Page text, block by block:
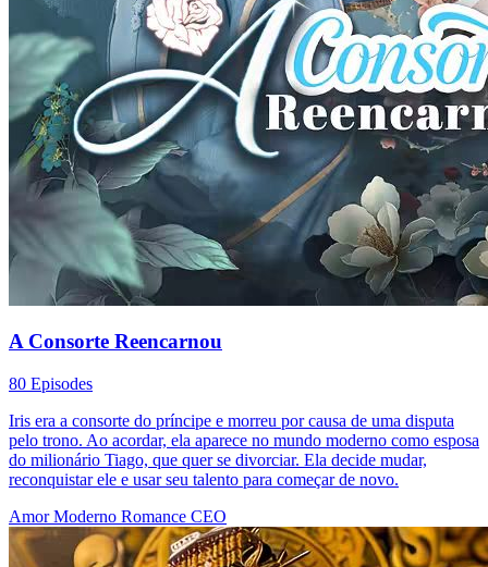
A Consorte Reencarnou
80 Episodes
Iris era a consorte do príncipe e morreu por causa de uma disputa
pelo trono. Ao acordar, ela aparece no mundo moderno como esposa
do milionário Tiago, que quer se divorciar. Ela decide mudar,
reconquistar ele e usar seu talento para começar de novo.
Amor Moderno Romance CEO